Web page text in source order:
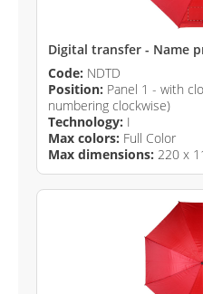
Digital transfer - Name
Code: NDTD
Position: Panel 1 - with
numbering clockwise)
Technology: I
Max colors: Full Color
Max dimensions: 220 x